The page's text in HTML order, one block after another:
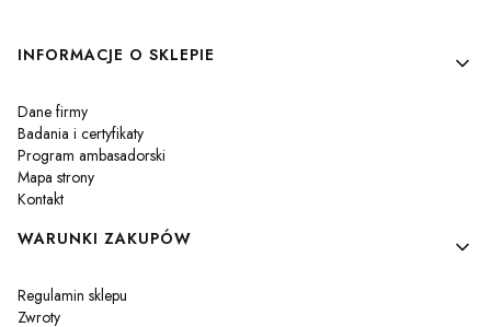
Linki w stopce
INFORMACJE O SKLEPIE
Dane firmy
Badania i certyfikaty
Program ambasadorski
Mapa strony
Kontakt
WARUNKI ZAKUPÓW
Regulamin sklepu
Zwroty